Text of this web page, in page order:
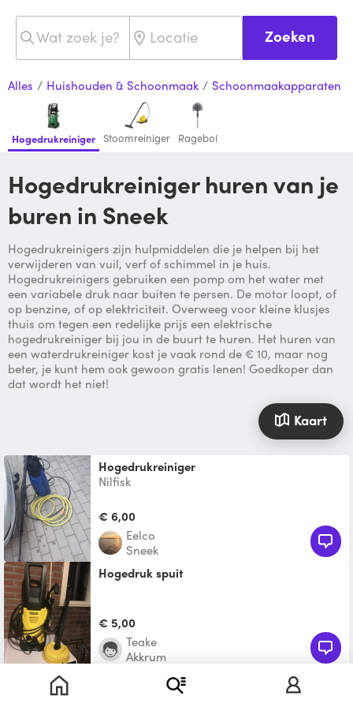
Zoeken
Alles / Huishouden & Schoonmaak / Schoonmaakapparaten
Hogedrukreiniger Stoomreiniger Ragebol
Hogedrukreiniger huren van je
buren in Sneek
Hogedrukreinigers zijn hulpmiddelen die je helpen bij het
verwijderen van vuil, verf of schimmel in je huis.
Hogedrukreinigers gebruiken een pomp om het water met
een variabele druk naar buiten te persen. De motor loopt, of
op benzine, of op elektriciteit. Overweeg voor kleine klusjes
thuis om tegen een redelijke prijs een elektrische
hogedrukreiniger bij jou in de buurt te huren. Het huren van
een waterdrukreiniger kost je vaak rond de € 10, maar nog
beter, je kunt hem ook gewoon gratis lenen! Goedkoper dan
dat wordt het niet!
Kaart
Hogedrukreiniger
Nilfisk
€ 6,00
Eelco
Sneek
Hogedruk spuit
€ 5,00
Teake
Akkrum
Hogedrukreiniger
Hogedrukreiniger 120 bar